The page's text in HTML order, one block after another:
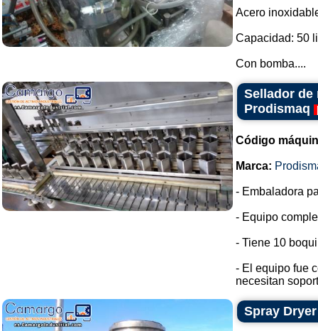
Acero
Capacidad: 50
Con bomba....
Sellador de
Prodismaq
Código
Marca:
- Embaladora
- Equipo
- Tiene 10
- El equipo fue
necesitan
Spray Dryer